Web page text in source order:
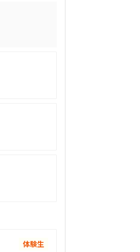
体験生